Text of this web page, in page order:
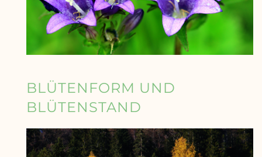
BLÜTENFORM UND
BLÜTENSTAND